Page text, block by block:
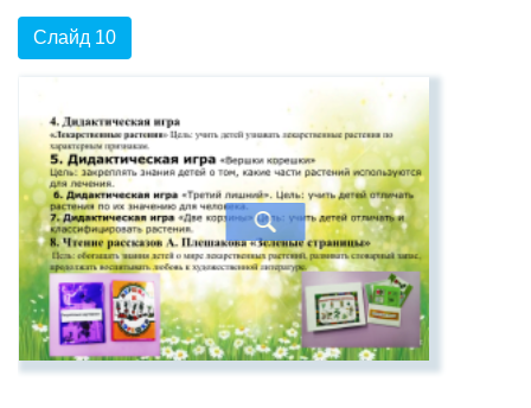
Слайд 10